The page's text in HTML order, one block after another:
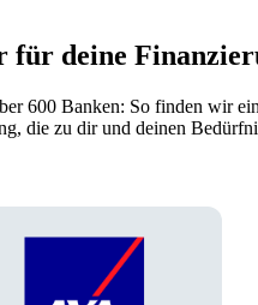
für deine
600 Banken: So finden wir
die zu dir und deinen